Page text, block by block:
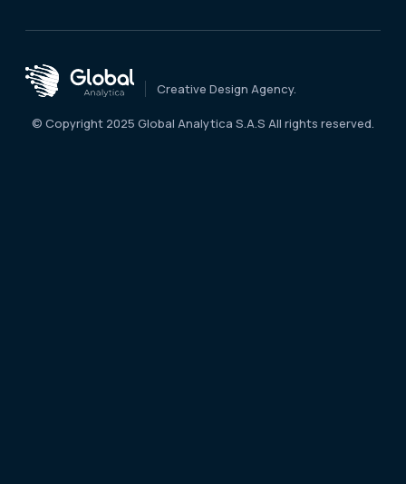
Creative Design Agency.
© Copyright 2025 Global Analytica S.A.S All rights reserved.